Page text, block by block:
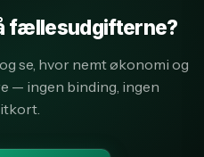
fællesudgifterne?
se, hvor nemt økonomi og
— ingen binding, ingen